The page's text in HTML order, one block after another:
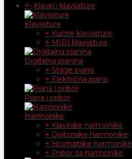
+- Klaviri i klavijature
Klavijature
+ Kućne klavijature
+ MIDI klavijature
Digitalna pianina
+ Stage piano
+ Električna piana
Piana i pribor
Harmonike
+ Klavirske harmonike
+ Diatonske harmonike
+ Hromatske harmonike
+ Pribor za harmonike